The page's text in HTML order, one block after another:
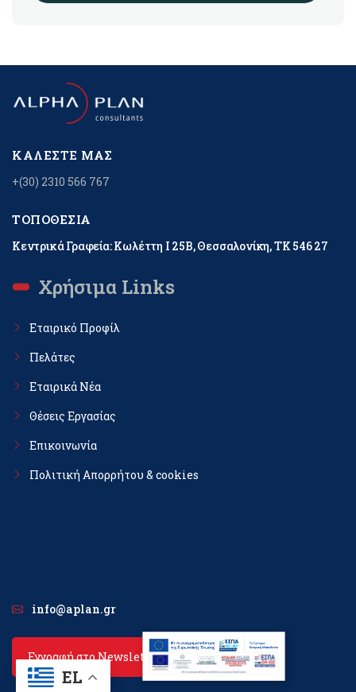
ΚΑΛΈΣΤΕ ΜΑΣ
+(30) 2310 566 767
ΤΟΠΟΘΕΣΊΑ
Κεντρικά Γραφεία: Κωλέττη Ι 25Β, Θεσσαλονίκη, ΤΚ 546 27
Χρήσιμα Links
Εταιρικό Προφίλ
Πελάτες
Εταιρικά Νέα
Θέσεις Εργασίας
Επικοινωνία
Πολιτική Απορρήτου & cookies
info@aplan.gr
Εγγραφή στο Newsletter
EL